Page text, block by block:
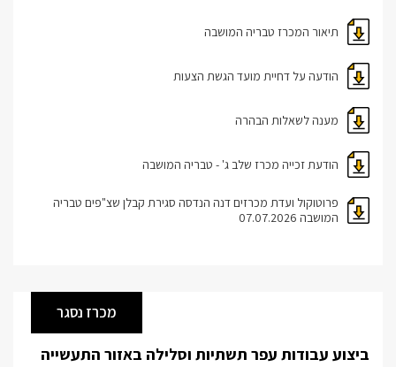
תיאור המכרז טבריה המושבה
הודעה על דחיית מועד הגשת הצעות
מענה לשאלות הבהרה
הודעת זכייה מכרז שלב ג' - טבריה המושבה
פרוטוקול ועדת מכרזים דנה הנדסה סגירת קבלן שצ"פים טבריה
המושבה 07.07.2026
מכרז נסגר
ביצוע עבודות עפר תשתיות וסלילה באזור התעשייה